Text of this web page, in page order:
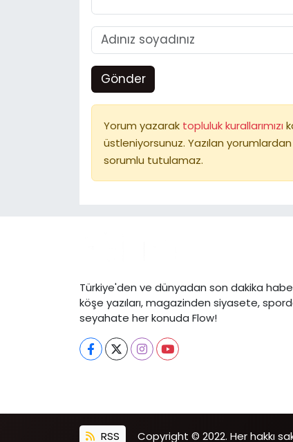
Gönder
Yorum yazarak topluluk kurallarımızı
üstleniyorsunuz. Yazılan
sorumlu tutulamaz.
Türkiye'den ve dünyadan son dakika
köşe yazıları, magazinden siyasete,
seyahate her konuda Flow!
RSS Copyright © 2022. Her hakkı